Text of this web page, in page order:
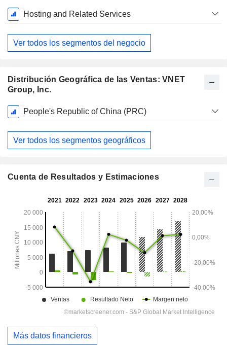
Período
fiscal:
Diciembre
Hosting and Related Services
Ver todos los segmentos del negocio
Distribución Geográfica de las Ventas: VNET
Group, Inc.
Período
fiscal:
Diciembre
People's Republic of China (PRC)
Ver todos los segmentos geográficos
Cuenta de Resultados y Estimaciones
Más datos financieros